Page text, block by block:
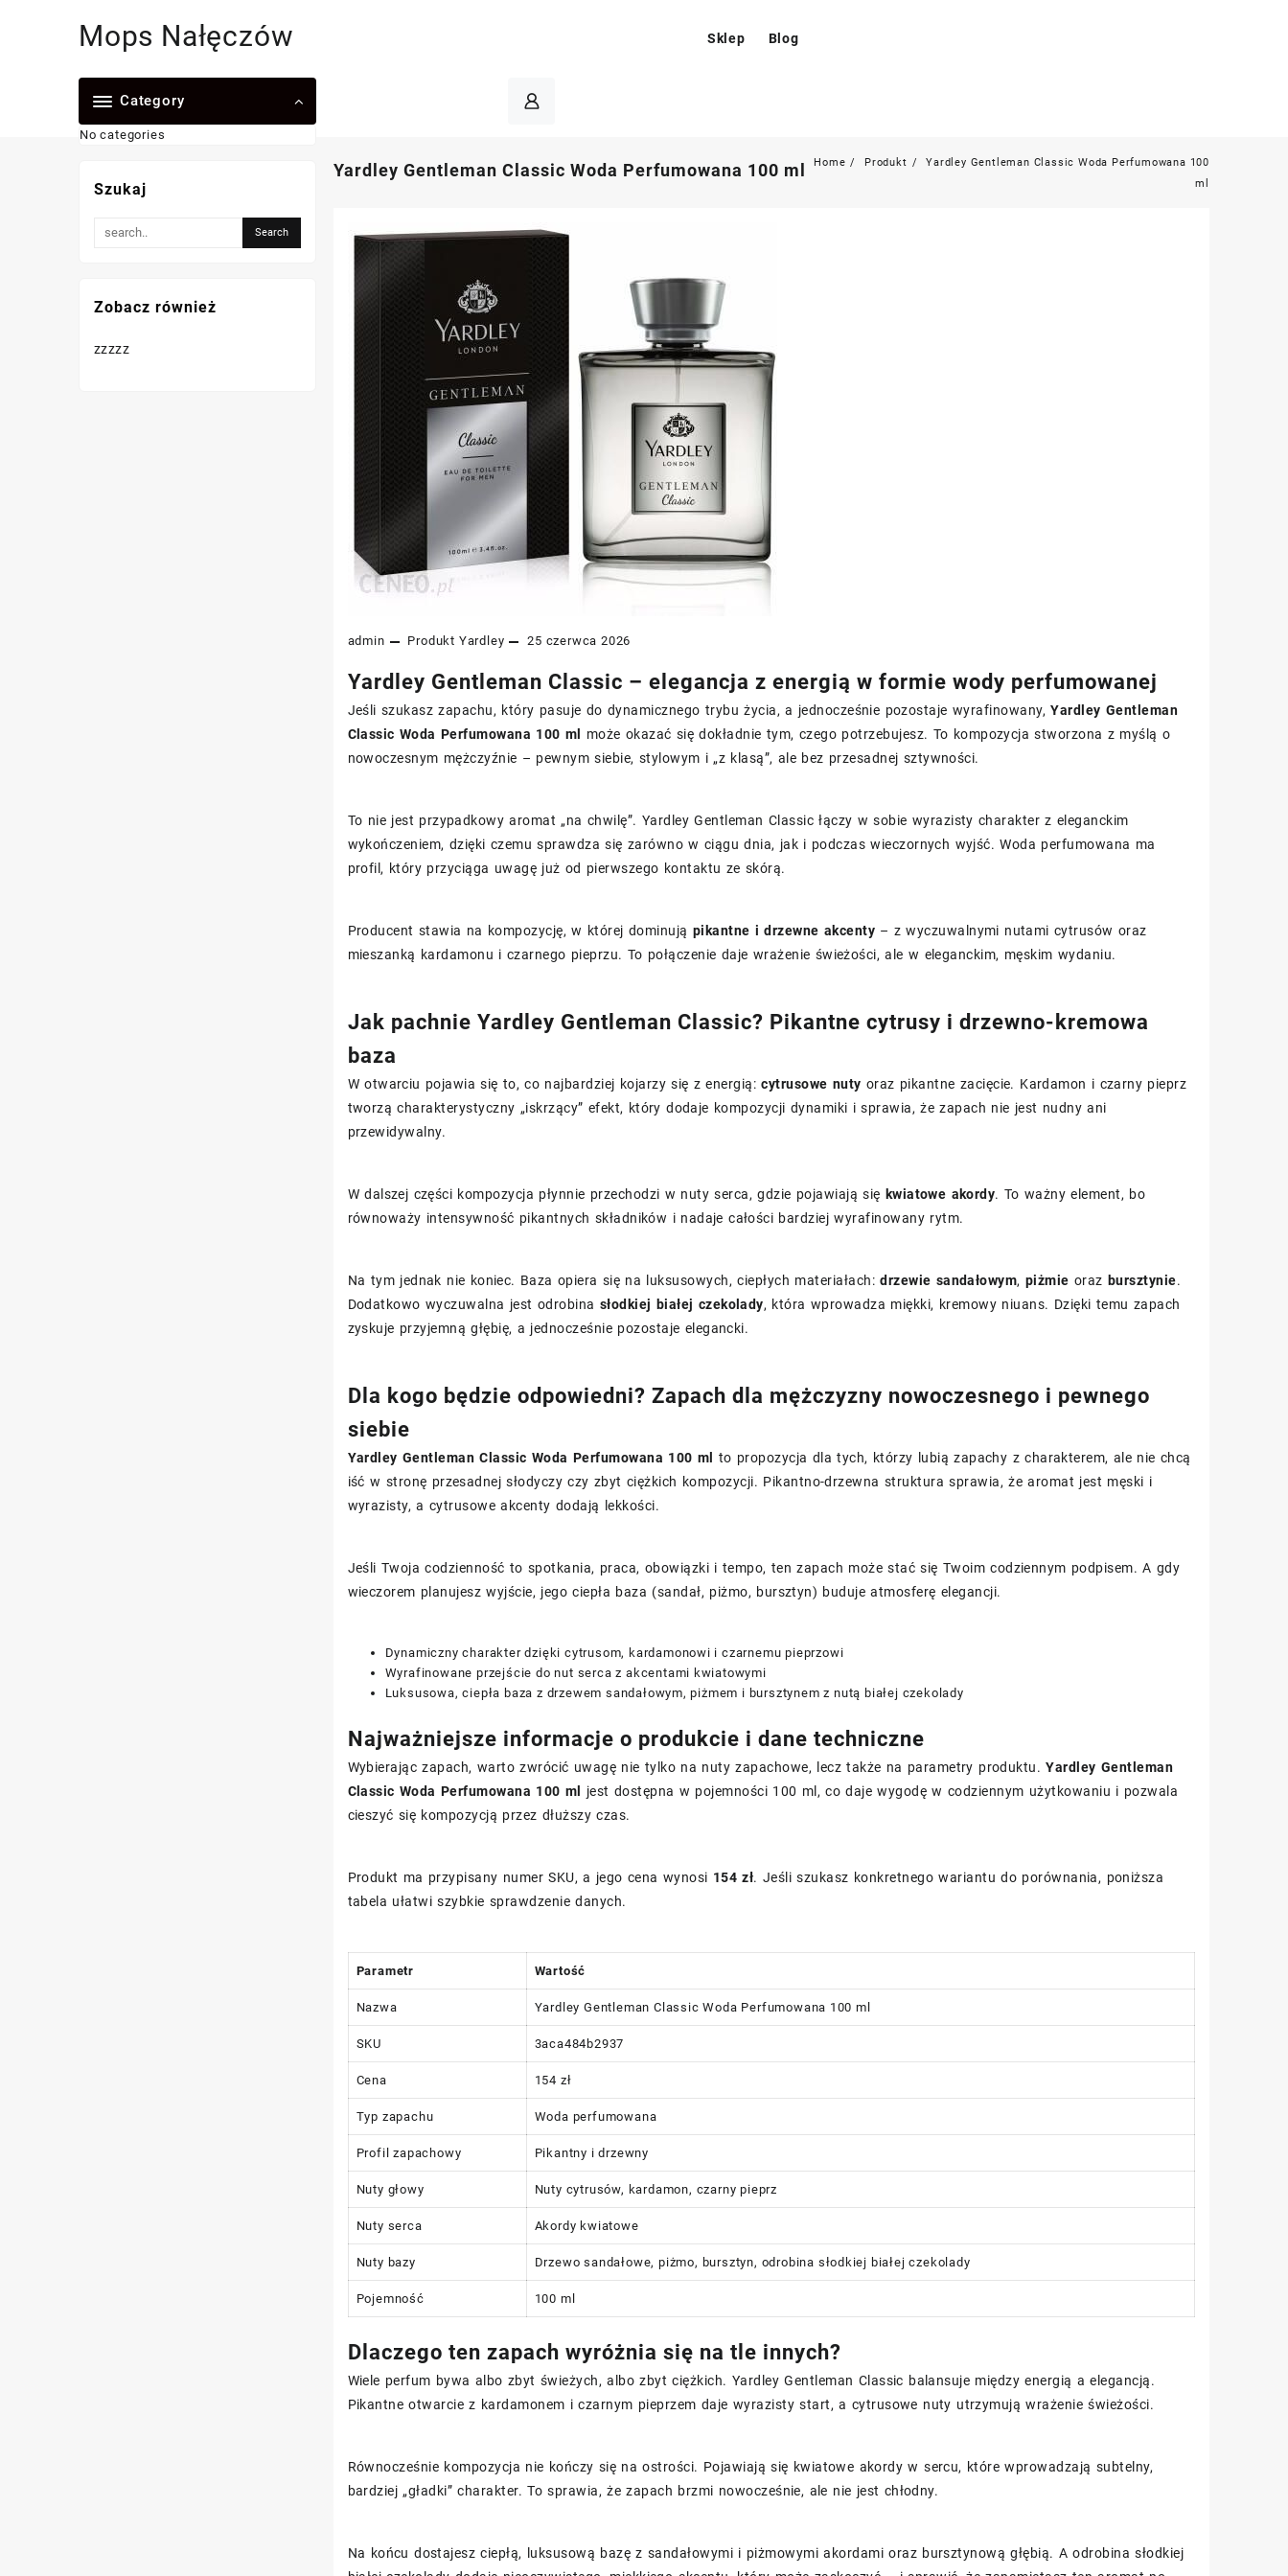
Mops Nałęczów Sklep Blog
Category
No categories
Yardley Gentleman Classic Woda Perfumowana 100 ml Home Produkt
Yardley Gentleman Classic Woda Perfumowana 100
ml
admin Produkt Yardley 25 czerwca 2026
Yardley Gentleman Classic – elegancja z energią w formie wody perfumowanej
Jeśli szukasz zapachu, który pasuje do dynamicznego trybu życia, a jednocześnie pozostaje wyrafinowany,Yardley Gentleman
Classic Woda Perfumowana 100 ml
może okazać się dokładnie tym, czego potrzebujesz. To kompozycja stworzona z myślą o
nowoczesnym mężczyźnie – pewnym siebie, stylowym i „z klasą”, ale bez przesadnej sztywności.
To nie jest przypadkowy aromat „na chwilę”. Yardley Gentleman Classic łączy w sobie wyrazisty charakter z eleganckim
wykończeniem, dzięki czemu sprawdza się zarówno w ciągu dnia, jak i podczas wieczornych wyjść. Woda perfumowana ma
profil, który przyciąga uwagę już od pierwszego kontaktu ze skórą.
Producent stawia na kompozycję, w której dominują pikantne i drzewne akcenty– z wyczuwalnymi nutami cytrusów oraz
mieszanką kardamonu i czarnego pieprzu. To połączenie daje wrażenie świeżości, ale w eleganckim, męskim wydaniu.
Jak pachnie Yardley Gentleman Classic? Pikantne cytrusy i drzewno-kremowa
baza
W otwarciu pojawia się to, co najbardziej kojarzy się z energią:cytrusowe nuty oraz pikantne zacięcie. Kardamon i czarny pieprz
tworzą charakterystyczny „iskrzący” efekt, który dodaje kompozycji dynamiki i sprawia, że zapach nie jest nudny ani
przewidywalny.
W dalszej części kompozycja płynnie przechodzi w nuty serca, gdzie pojawiają się kwiatowe akordy. To ważny element, bo
równoważy intensywność pikantnych składników i nadaje całości bardziej wyrafinowany rytm.
Na tym jednak nie koniec. Baza opiera się na luksusowych, ciepłych materiałach:drzewie sandałowym, piżmie oraz bursztynie.
Dodatkowo wyczuwalna jest odrobina słodkiej białej czekolady, która wprowadza miękki, kremowy niuans. Dzięki temu zapach
zyskuje przyjemną głębię, a jednocześnie pozostaje elegancki.
Dla kogo będzie odpowiedni? Zapach dla mężczyzny nowoczesnego i pewnego
siebie
Yardley Gentleman Classic Woda Perfumowana 100 ml
to propozycja dla tych, którzy lubią zapachy z charakterem, ale nie chcą
iść w stronę przesadnej słodyczy czy zbyt ciężkich kompozycji. Pikantno-drzewna struktura sprawia, że aromat jest męski i
wyrazisty, a cytrusowe akcenty dodają lekkości.
Jeśli Twoja codzienność to spotkania, praca, obowiązki i tempo, ten zapach może stać się Twoim codziennym podpisem. A gdy
wieczorem planujesz wyjście, jego ciepła baza (sandał, piżmo, bursztyn) buduje atmosferę elegancji.
Dynamiczny charakter dzięki cytrusom, kardamonowi i czarnemu pieprzowi
Wyrafinowane przejście do nut serca z akcentami kwiatowymi
Luksusowa, ciepła baza z drzewem sandałowym, piżmem i bursztynem z nutą białej czekolady
Najważniejsze informacje o produkcie i dane techniczne
Wybierając zapach, warto zwrócić uwagę nie tylko na nuty zapachowe, lecz także na parametry produktu.Yardley Gentleman
Classic Woda Perfumowana 100 ml jest dostępna w pojemności 100 ml, co daje wygodę w codziennym użytkowaniu i pozwala
cieszyć się kompozycją przez dłuższy czas.
Produkt ma przypisany numer SKU, a jego cena wynosi 154 zł. Jeśli szukasz konkretnego wariantu do porównania, poniższa
tabela ułatwi szybkie sprawdzenie danych.
Parametr Wartość
Nazwa Yardley Gentleman Classic Woda Perfumowana 100 ml
SKU 3aca484b2937
Cena 154 zł
Typ zapachu Woda perfumowana
Profil zapachowy Pikantny i drzewny
Nuty głowy Nuty cytrusów, kardamon, czarny pieprz
Nuty serca Akordy kwiatowe
Nuty bazy Drzewo sandałowe, piżmo, bursztyn, odrobina słodkiej białej czekolady
Pojemność 100 ml
Dlaczego ten zapach wyróżnia się na tle innych?
Wiele perfum bywa albo zbyt świeżych, albo zbyt ciężkich. Yardley Gentleman Classic balansuje między energią a elegancją.
Pikantne otwarcie z kardamonem i czarnym pieprzem daje wyrazisty start, a cytrusowe nuty utrzymują wrażenie świeżości.
Równocześnie kompozycja nie kończy się na ostrości. Pojawiają się kwiatowe akordy w sercu, które wprowadzają subtelny,
bardziej „gładki” charakter. To sprawia, że zapach brzmi nowocześnie, ale nie jest chłodny.
Na końcu dostajesz ciepłą, luksusową bazę z sandałowymi i piżmowymi akordami oraz bursztynową głębią. A odrobina słodkiej
Szukaj
Zobacz również
zzzzz